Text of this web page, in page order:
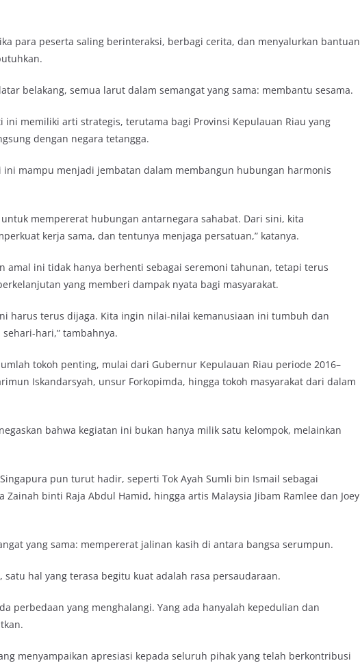
para peserta saling berinteraksi, berbagi cerita, dan menyalurkan bantuan
belakang, semua larut dalam semangat yang sama: membantu sesama.
ini memiliki arti strategis, terutama bagi Provinsi Kepulauan Riau yang
dengan negara tetangga.
mampu menjadi jembatan dalam membangun hubungan harmonis
mempererat hubungan antarnegara sahabat. Dari sini, kita
kerja sama, dan tentunya menjaga persatuan,” katanya.
amal ini tidak hanya berhenti sebagai seremoni tahunan, tetapi terus
yang memberi dampak nyata bagi masyarakat.
harus terus dijaga. Kita ingin nilai-nilai kemanusiaan ini tumbuh dan
hari,” tambahnya.
tokoh penting, mulai dari Gubernur Kepulauan Riau periode 2016–
Iskandarsyah, unsur Forkopimda, hingga tokoh masyarakat dari dalam
bahwa kegiatan ini bukan hanya milik satu kelompok, melainkan
pun turut hadir, seperti Tok Ayah Sumli bin Ismail sebagai
Zainah binti Raja Abdul Hamid, hingga artis Malaysia Jibam Ramlee dan Joey
yang sama: mempererat jalinan kasih di antara bangsa serumpun.
hal yang terasa begitu kuat adalah rasa persaudaraan.
perbedaan yang menghalangi. Yang ada hanyalah kepedulian dan
menyampaikan apresiasi kepada seluruh pihak yang telah berkontribusi